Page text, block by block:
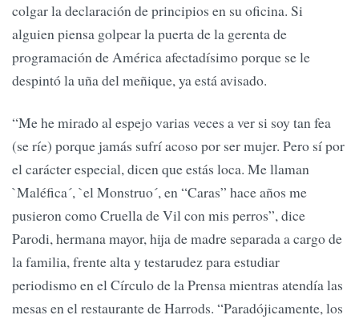
colgar la declaración de principios en su oficina. Si
alguien piensa golpear la puerta de la gerenta de
programación de América afectadísimo porque se le
despintó la uña del meñique, ya está avisado.
“Me he mirado al espejo varias veces a ver si soy tan fea
(se ríe) porque jamás sufrí acoso por ser mujer. Pero sí por
el carácter especial, dicen que estás loca. Me llaman
`Maléfica´, `el Monstruo´, en “Caras” hace años me
pusieron como Cruella de Vil con mis perros”, dice
Parodi, hermana mayor, hija de madre separada a cargo de
la familia, frente alta y testarudez para estudiar
periodismo en el Círculo de la Prensa mientras atendía las
mesas en el restaurante de Harrods. “Paradójicamente, los